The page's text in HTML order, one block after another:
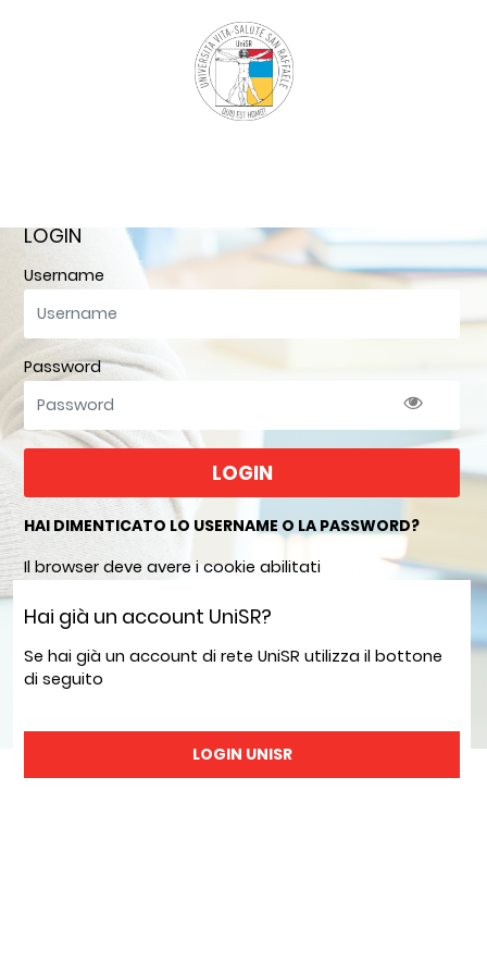
LOGIN
Username
Password
LOGIN
HAI DIMENTICATO LO USERNAME O LA PASSWORD?
Il browser deve avere i cookie abilitati
Hai già un account UniSR?
Se hai già un account di rete UniSR utilizza il bottone
di seguito
LOGIN UNISR